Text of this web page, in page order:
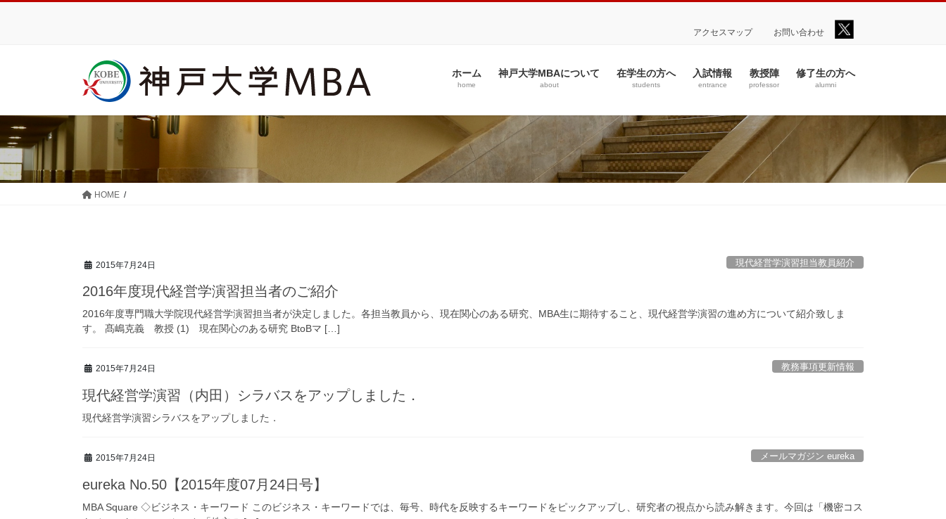
移
動
アクセスマップ お問い合わせ
ホーム
home
神戸大学MBAについて
about
在学生の方へ
students
入試情報
entrance
教授陣
professor
修了生の方へ
alumni
HOME
2015年7月24日 現代経営学演習担当教員紹介
2016年度現代経営学演習担当者のご紹介
2016年度専門職大学院現代経営学演習担当者が決定しました。各担当教員から、現在関心のある研究、MBA生に期待すること、現代経営学演習の進め方について紹介致しま
す。 髙嶋克義 教授 (1) 現在関心のある研究 BtoBマ […]
2015年7月24日 教務事項更新情報
現代経営学演習（内田）シラバスをアップしました．
現代経営学演習シラバスをアップしました．
2015年7月24日 メールマガジン eureka
eureka No.50【2015年度07月24日号】
MBA Square ◇ビジネス・キーワード このビジネス・キーワードでは、毎号、時代を反映するキーワードをピックアップし、研究者の視点から読み解きます。今回は「機密コス